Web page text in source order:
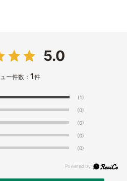
5.0
ー件数： 1件
(1)
(0)
(0)
(0)
(0)